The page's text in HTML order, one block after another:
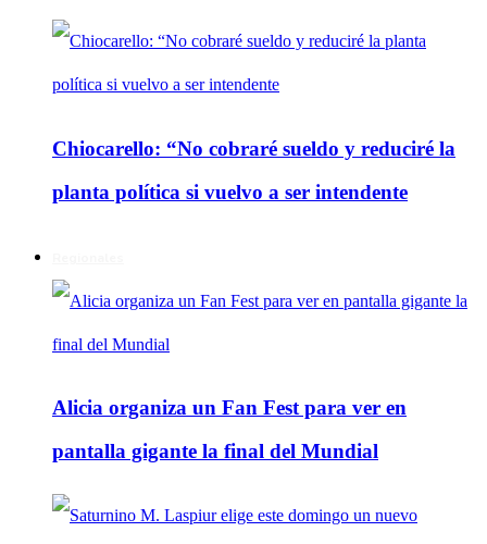
Chiocarello: “No cobraré sueldo y reduciré la
planta política si vuelvo a ser intendente
Alicia organiza un Fan Fest para ver en
pantalla gigante la final del Mundial